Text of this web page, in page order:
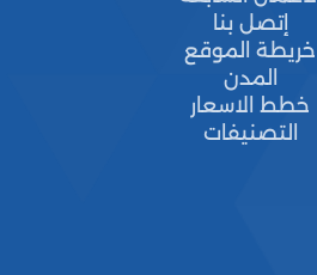
إتصل بنا
خريطة الموقع
المدن
خطط الاسعار
التصنيفات